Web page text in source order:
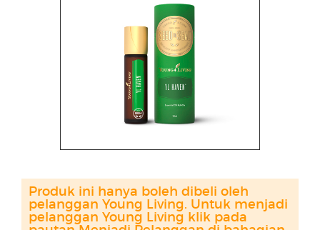
Produk ini hanya boleh dibeli oleh
pelanggan Young Living. Untuk menjadi
pelanggan Young Living klik pada